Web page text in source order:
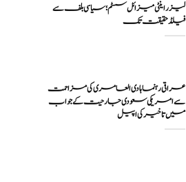
لیزر اینٹی میزائل سسٹم؛ سیاسی بلف سے
فیلڈ حقیقت تک
عراقی رہنما ہادی العامری کی مزاحمت
سے امریکی سعودی جارحیت کے جواب
میں تاخیر کی اپیل